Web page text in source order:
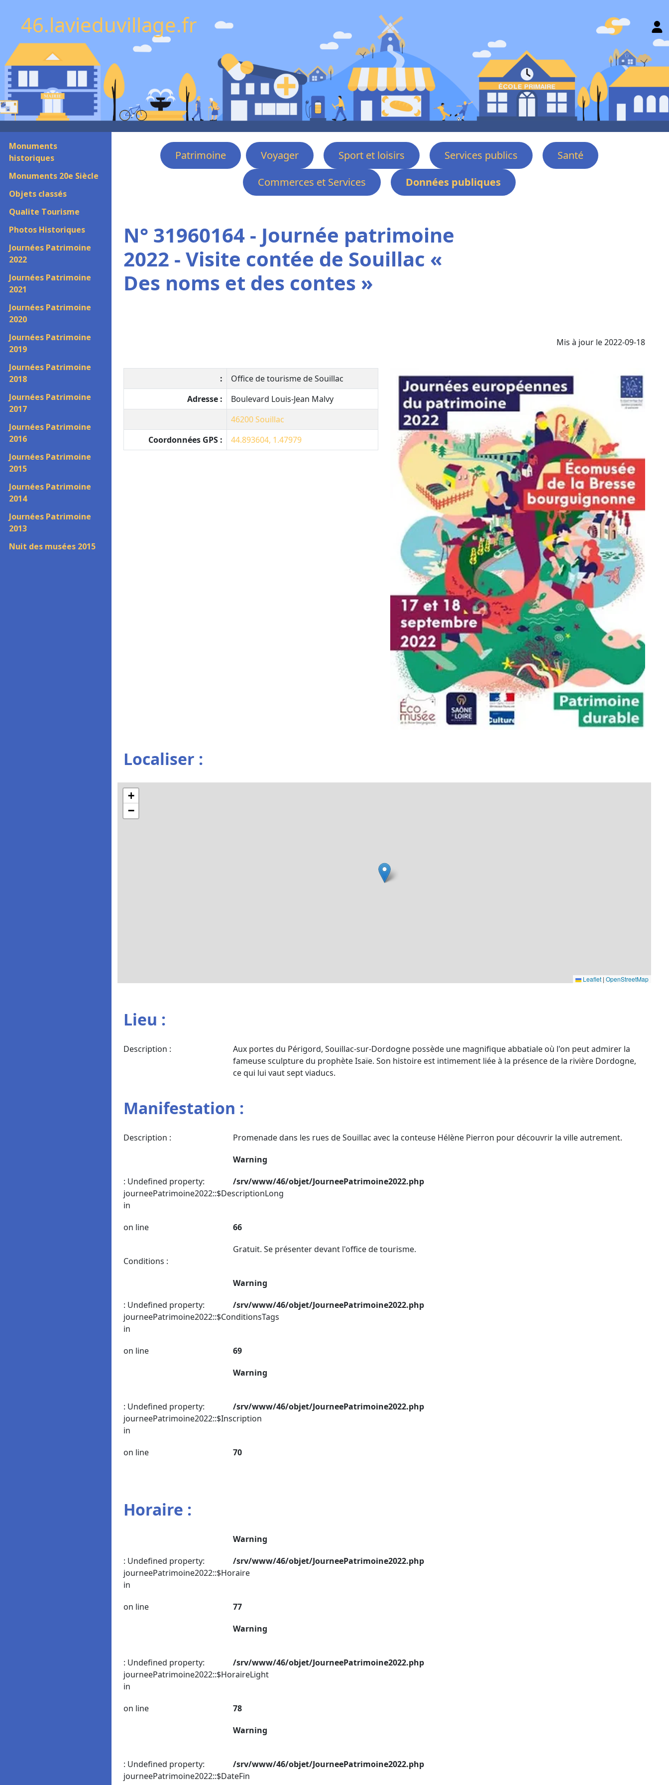
46.lavieduvillage.fr
Monuments
historiques
Monuments 20e Siècle
Objets classés
Qualite Tourisme
Photos Historiques
Journées Patrimoine
2022
Journées Patrimoine
2021
Journées Patrimoine
2020
Journées Patrimoine
2019
Journées Patrimoine
2018
Journées Patrimoine
2017
Journées Patrimoine
2016
Journées Patrimoine
2015
Journées Patrimoine
2014
Journées Patrimoine
2013
Nuit des musées 2015
Patrimoine Voyager Sport et loisirs Services publics
Santé
Commerces et Services
Données publiques
N° 31960164 - Journée patrimoine
2022 - Visite contée de Souillac «
Des noms et des contes »
Mis à jour le 2022-09-18
:
Office de tourisme de Souillac
Adresse :
Boulevard Louis-Jean Malvy
46200Souillac
Coordonnées GPS :
44.893604, 1.47979
Localiser :
+
−
Leaflet | OpenStreetMap
Lieu :
Description :
Aux portes du Périgord, Souillac-sur-Dordogne possède une magnifique abbatiale où l'on peut admirer la
fameuse sculpture du prophète Isaïe. Son histoire est intimement liée à la présence de la rivière Dordogne,
ce qui lui vaut sept viaducs.
Manifestation :
Description :
Promenade dans les rues de Souillac avec la conteuse Hélène Pierron pour découvrir la ville autrement.
Warning
: Undefined property:
journeePatrimoine2022::$DescriptionLong
in
/srv/www/46/objet/JourneePatrimoine2022.php
on line 66
Conditions :
Gratuit. Se présenter devant l'office de tourisme.
Warning
: Undefined property:
journeePatrimoine2022::$ConditionsTags
in
/srv/www/46/objet/JourneePatrimoine2022.php
on line
69
Warning
: Undefined property:
journeePatrimoine2022::$Inscription
in
/srv/www/46/objet/JourneePatrimoine2022.php
on line 70
Horaire :
Warning
: Undefined property:
journeePatrimoine2022::$Horaire
in
/srv/www/46/objet/JourneePatrimoine2022.php
on line
77
Warning
: Undefined property:
journeePatrimoine2022::$HoraireLight
in
/srv/www/46/objet/JourneePatrimoine2022.php
on line
78
Warning
: Undefined property:
journeePatrimoine2022::$DateFin
/srv/www/46/objet/JourneePatrimoine2022.php